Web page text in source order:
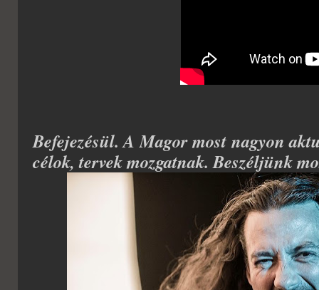
Befejezésül. A Magor most nagyon
célok, tervek mozgatnak. Beszéljünk